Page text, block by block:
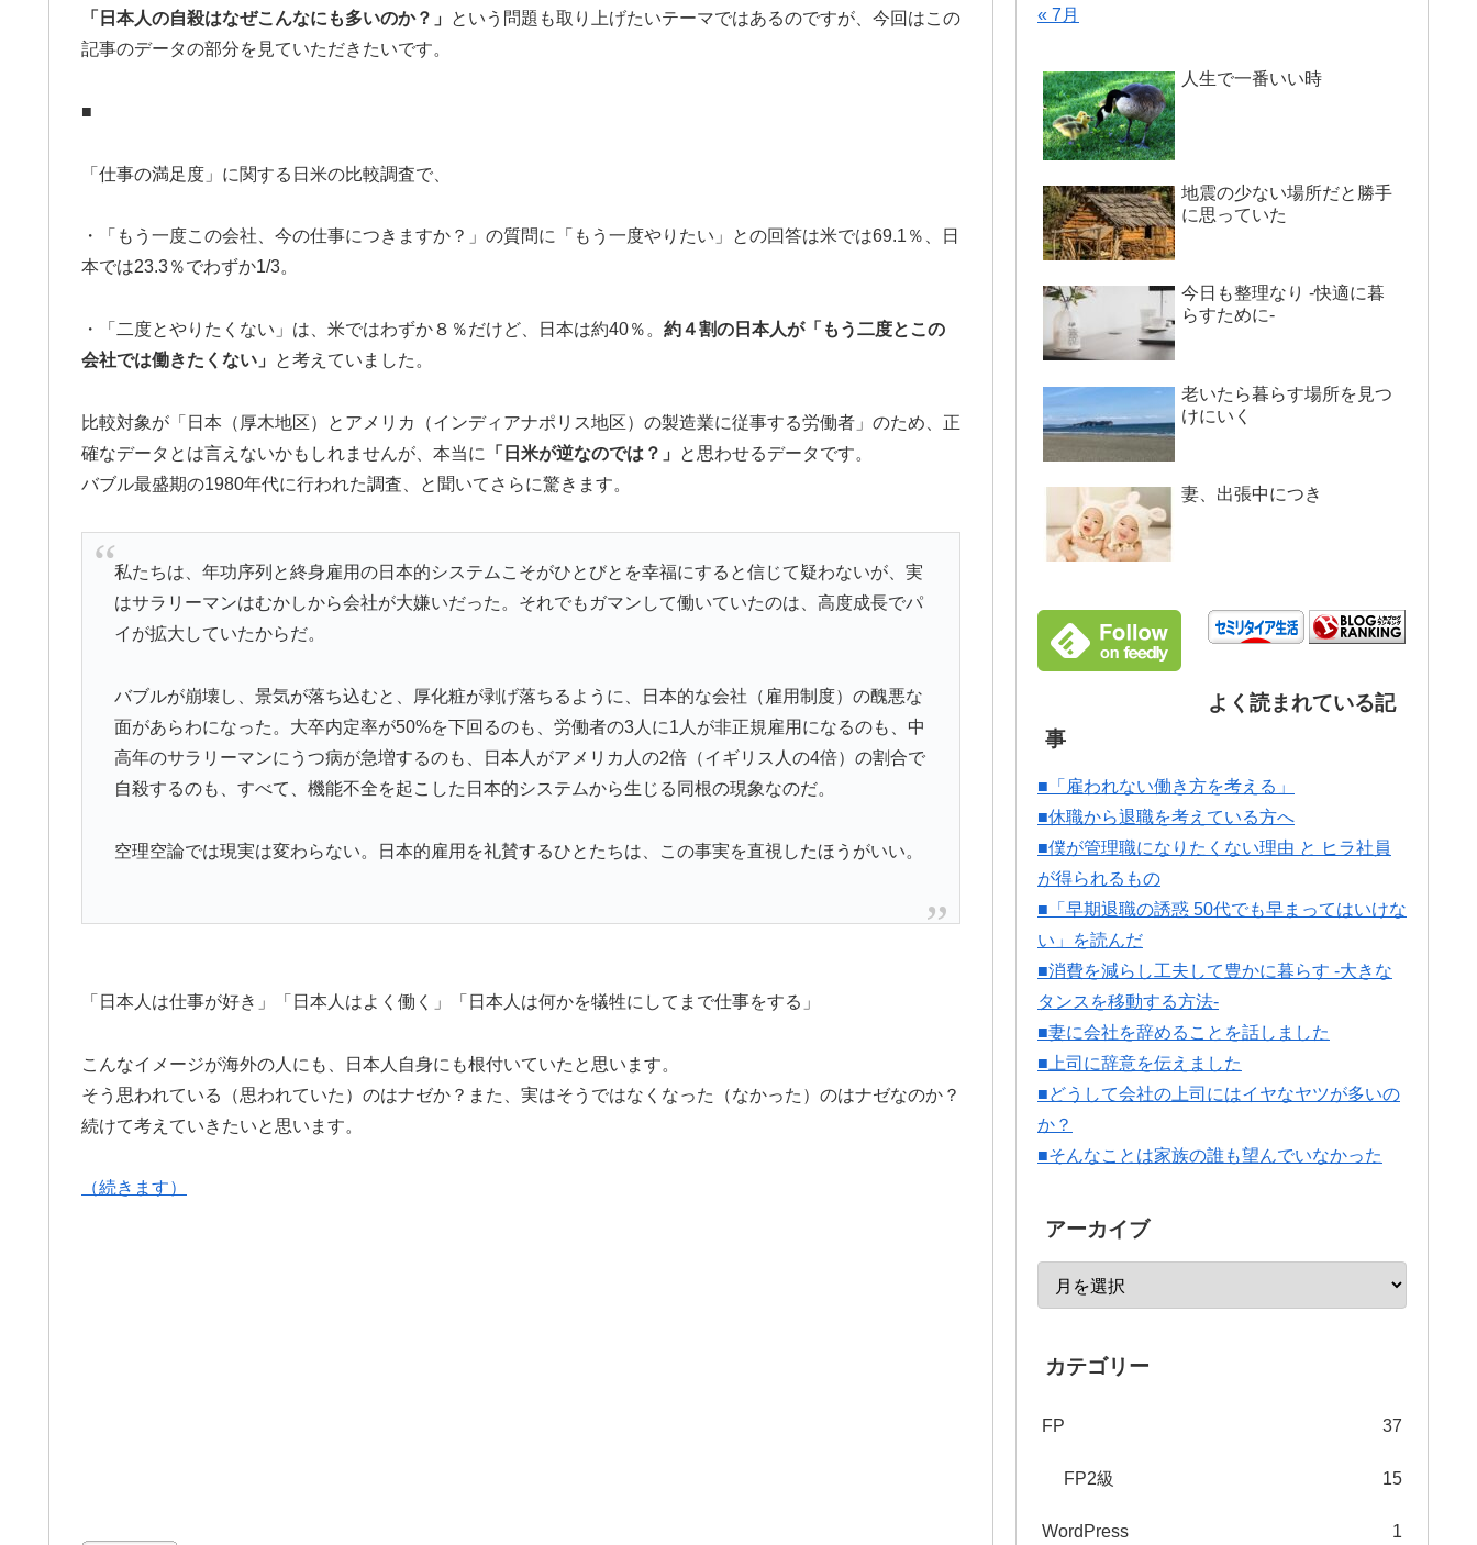
「日本人の自殺はなぜこんなにも多いのか？」
という問題も取り上げたいテーマではあるのですが、今回はこの
記事のデータの部分を見ていただきたいです。
■
「仕事の満足度」に関する日米の比較調査で、
・「もう一度この会社、今の仕事につきますか？」の質問に「もう一度やりたい」との回答は米では69.1％、日
本では23.3％でわずか1/3。
・「二度とやりたくない」は、米ではわずか８％だけど、日本は約40％。 約４割の日本人が「もう二度とこの
会社では働きたくない」
と考えていました。
比較対象が「日本（厚木地区）とアメリカ（インディアナポリス地区）の製造業に従事する労働者」のため、正
確なデータとは言えないかもしれませんが、本当に
「日米が逆なのでは？」
と思わせるデータです。
バブル最盛期の1980年代に行われた調査、と聞いてさらに驚きます。
私たちは、年功序列と終身雇用の日本的システムこそがひとびとを幸福にすると信じて疑わないが、実
はサラリーマンはむかしから会社が大嫌いだった。それでもガマンして働いていたのは、高度成長でパ
イが拡大していたからだ。
バブルが崩壊し、景気が落ち込むと、厚化粧が剥げ落ちるように、日本的な会社（雇用制度）の醜悪な
面があらわになった。大卒内定率が50%を下回るのも、労働者の3人に1人が非正規雇用になるのも、中
高年のサラリーマンにうつ病が急増するのも、日本人がアメリカ人の2倍（イギリス人の4倍）の割合で
自殺するのも、すべて、機能不全を起こした日本的システムから生じる同根の現象なのだ。
空理空論では現実は変わらない。日本的雇用を礼賛するひとたちは、この事実を直視したほうがいい。
「日本人は仕事が好き」「日本人はよく働く」「日本人は何かを犠牲にしてまで仕事をする」
こんなイメージが海外の人にも、日本人自身にも根付いていたと思います。
そう思われている（思われていた）のはナゼか？また、実はそうではなくなった（なかった）のはナゼなのか？
続けて考えていきたいと思います。
（続きます）
« 7月
人生で一番いい時
地震の少ない場所だと勝手
に思っていた
今日も整理なり -快適に暮
らすために-
老いたら暮らす場所を見つ
けにいく
妻、出張中につき
よく読まれている記
事
■「雇われない働き方を考える」
■休職から退職を考えている方へ
■僕が管理職になりたくない理由 と ヒラ社員
が得られるもの
■「早期退職の誘惑 50代でも早まってはいけな
い」を読んだ
■消費を減らし工夫して豊かに暮らす -大きな
タンスを移動する方法-
■妻に会社を辞めることを話しました
■上司に辞意を伝えました
■どうして会社の上司にはイヤなヤツが多いの
か？
■そんなことは家族の誰も望んでいなかった
アーカイブ
カテゴリー
FP 37
FP2級 15
WordPress 1